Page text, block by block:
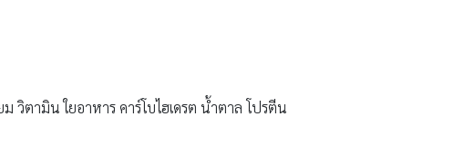
ตามิน ใยอาหาร คาร์โบไฮเดรต น้ำตาล โปรตีน